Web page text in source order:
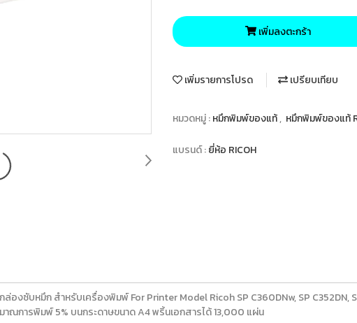
เพิ่มลงตะกร้า
เพิ่มรายการโปรด เปรียบเทียบ
หมวดหมู่ :หมึกพิมพ์ของแท้, หมึกพิมพ์ของแท้
แบรนด์ :ยี่ห้อ RICOH
องซับหมึก สำหรับเครื่องพิมพ์ For Printer Model Ricoh SP C360DNw, SP C352DN,
าณการพิมพ์ 5% บนกระดาษขนาด A4 พริ้นเอกสารได้ 13,000 แผ่น